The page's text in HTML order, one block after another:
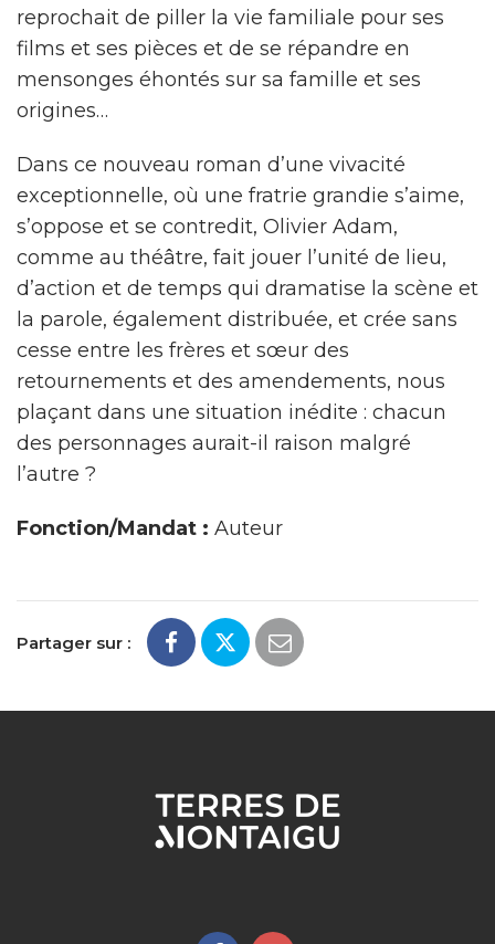
reprochait de piller la vie familiale pour ses
films et ses pièces et de se répandre en
mensonges éhontés sur sa famille et ses
origines…
Dans ce nouveau roman d’une vivacité
exceptionnelle, où une fratrie grandie s’aime,
s’oppose et se contredit, Olivier Adam,
comme au théâtre, fait jouer l’unité de lieu,
d’action et de temps qui dramatise la scène et
la parole, également distribuée, et crée sans
cesse entre les frères et sœur des
retournements et des amendements, nous
plaçant dans une situation inédite : chacun
des personnages aurait-il raison malgré
l’autre ?
Fonction/Mandat : Auteur
Partager sur :